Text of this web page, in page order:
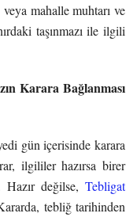
mahalle muhtarı ve
taşınmazı ile ilgili
Karara Bağlanması
gün içerisinde karara
ilgililer hazırsa birer
Hazır değilse, Tebligat
tebliğ tarihinden